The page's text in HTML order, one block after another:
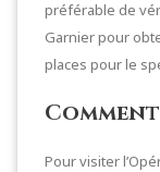
préférable de
Garnier pour
places pour le
Pour visiter